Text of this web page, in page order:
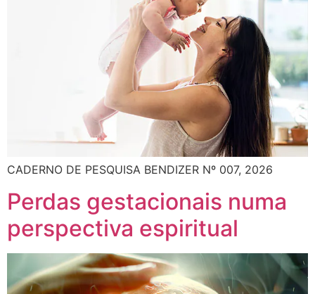
CADERNO DE PESQUISA BENDIZER Nº 007, 2026
Perdas gestacionais numa
perspectiva espiritual